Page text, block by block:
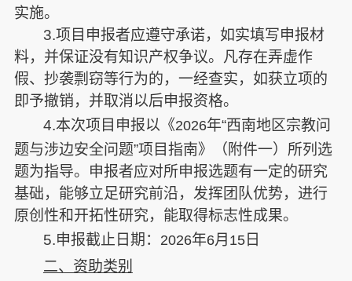
实施。
3.项目申报者应遵守承诺，如实填写申报材
料，并保证没有知识产权争议。凡存在弄虚作
假、抄袭剽窃等行为的，一经查实，如获立项的
即予撤销，并取消以后申报资格。
4.本次项目申报以《2026年“西南地区宗教问
题与涉边安全问题”项目指南》（附件一）所列选
题为指导。申报者应对所申报选题有一定的研究
基础，能够立足研究前沿，发挥团队优势，进行
原创性和开拓性研究，能取得标志性成果。
5.申报截止日期： 2026年6月 15日
二、资助类别